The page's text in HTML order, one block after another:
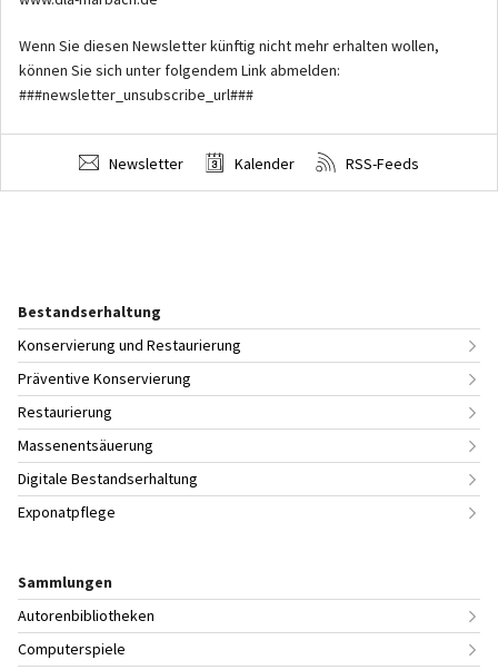
Wenn Sie diesen Newsletter künftig nicht mehr erhalten wollen,
können Sie sich unter folgendem Link abmelden:
###newsletter_unsubscribe_url###
Newsletter Kalender RSS-Feeds
Bestandserhaltung
Konservierung und Restaurierung
Präventive Konservierung
Restaurierung
Massenentsäuerung
Digitale Bestandserhaltung
Exponatpflege
Sammlungen
Autorenbibliotheken
Computerspiele